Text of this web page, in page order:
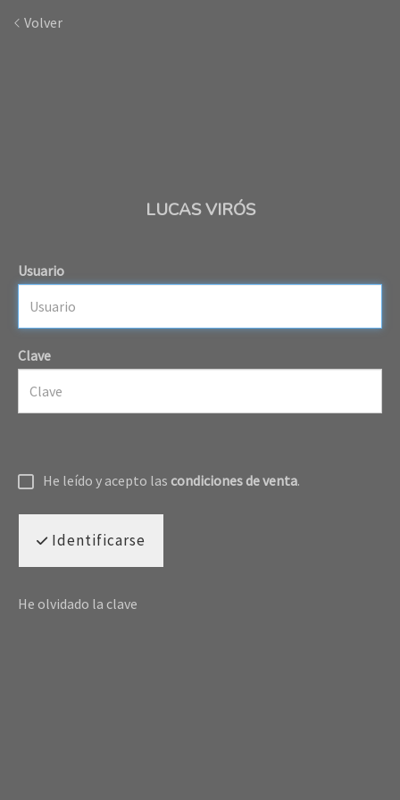
Volver
LUCAS VIRÓS
Usuario
Clave
He leído y acepto las condiciones de venta.
Identificarse
He olvidado la clave